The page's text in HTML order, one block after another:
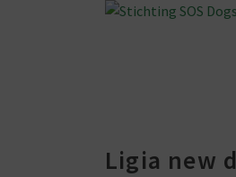
Ligia new d